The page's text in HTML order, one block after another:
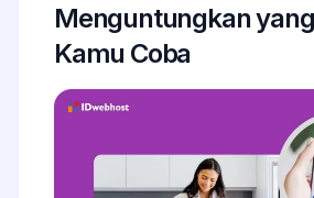
Menguntungkan
Kamu Coba